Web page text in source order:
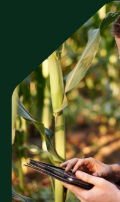
Eucalipto
É confiável
A EUCATRATUS
tipos de projetos?
A EUCATRATUS
de quais medidas?